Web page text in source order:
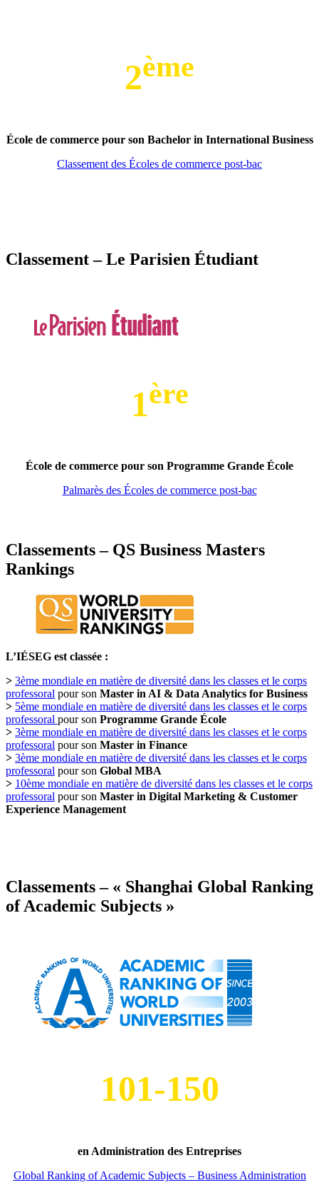
2ème
École de commerce pour son Bachelor in International Business
Classement des Écoles de commerce post-bac
Classement – Le Parisien Étudiant
1ère
École de commerce pour son Programme Grande École
Palmarès des Écoles de commerce post-bac
Classements – QS Business Masters
Rankings
L’IÉSEG est classée :
> 3ème mondiale en matière de diversité dans les classes et le corps
professoral pour son Master in AI & Data Analytics for Business
> 5ème mondiale en matière de diversité dans les classes et le corps
professoral pour son Programme Grande École
> 3ème mondiale en matière de diversité dans les classes et le corps
professoral pour son Master in Finance
> 3ème mondiale en matière de diversité dans les classes et le corps
professoral pour son Global MBA
> 10ème mondiale en matière de diversité dans les classes et le corps
professoral pour son Master in Digital Marketing & Customer
Experience Management
Classements – « Shanghai Global Ranking
of Academic Subjects »
101-150
en Administration des Entreprises
Global Ranking of Academic Subjects – Business Administration